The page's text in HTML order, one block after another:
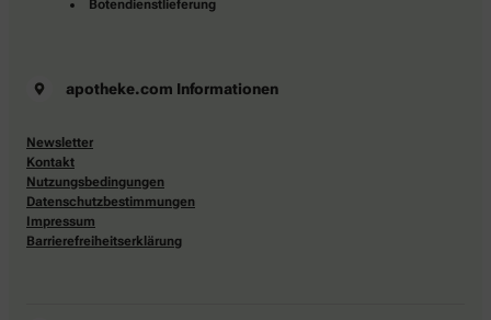
Botendienstlieferung
apotheke.com Informationen
Newsletter
Kontakt
Nutzungsbedingungen
Datenschutzbestimmungen
Impressum
Barrierefreiheitserklärung